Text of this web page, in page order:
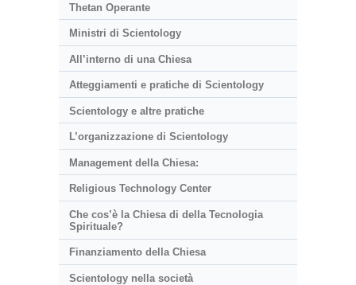
Thetan Operante
Ministri di Scientology
All’interno di una Chiesa
Atteggiamenti e pratiche di Scientology
Scientology e altre pratiche
L’organizzazione di Scientology
Management della Chiesa:
Religious Technology Center
Che cos’è la Chiesa di della Tecnologia
Spirituale?
Finanziamento della Chiesa
Scientology nella società